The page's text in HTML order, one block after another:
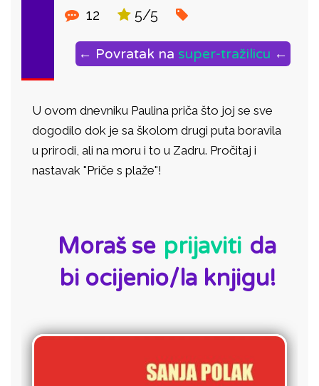
12 5/5
← Povratak na super-tražilicu ←
U ovom dnevniku Paulina priča što joj se sve
dogodilo dok je sa školom drugi puta boravila
u prirodi, ali na moru i to u Zadru. Pročitaj i
nastavak "Priče s plaže"!
Moraš se prijaviti da
bi ocijenio/la knjigu!